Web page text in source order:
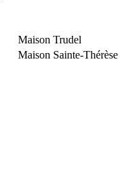
Maison Trudel
Maison Sainte-Thérèse